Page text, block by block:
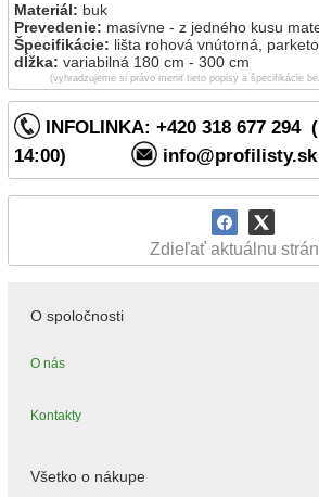
INFOLINKA: +420 318 677 294
14:00)
Zdieľať aktuálnu
Materiál: buk
Prevedenie: masívne - z jedného kusu
Špecifikácie: lišta rohová vnútorná,
dĺžka: variabilná 180 cm - 300 cm
(vyhradzujeme si právo meniť tieto popisy a špecifikácie
O spoločnosti
O nás
Kontakty
Všetko o nákupe